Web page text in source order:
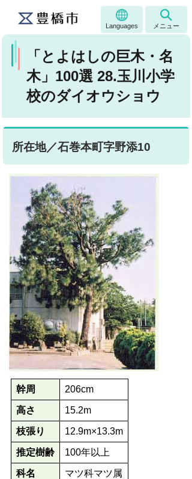
Languages メニュー
「とよはしの巨木・名
木」100選 28.玉川小学
校のダイオウショウ
所在地／石巻本町字野添10
幹周 206cm
高さ 15.2m
枝張り 12.9m×13.3m
推定樹齢 100年以上
科名 マツ科マツ属